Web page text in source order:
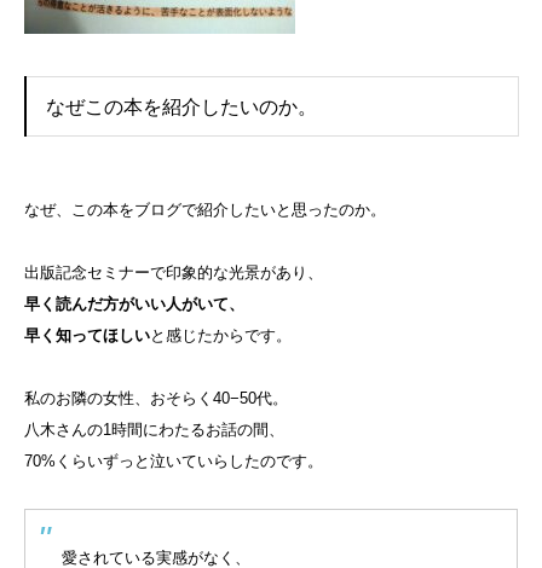
なぜこの本を紹介したいのか。
なぜ、この本をブログで紹介したいと思ったのか。
出版記念セミナーで印象的な光景があり、
早く読んだ方がいい人がいて、
早く知ってほしいと感じたからです。
私のお隣の女性、おそらく40−50代。
八木さんの1時間にわたるお話の間、
70%くらいずっと泣いていらしたのです。
愛されている実感がなく、